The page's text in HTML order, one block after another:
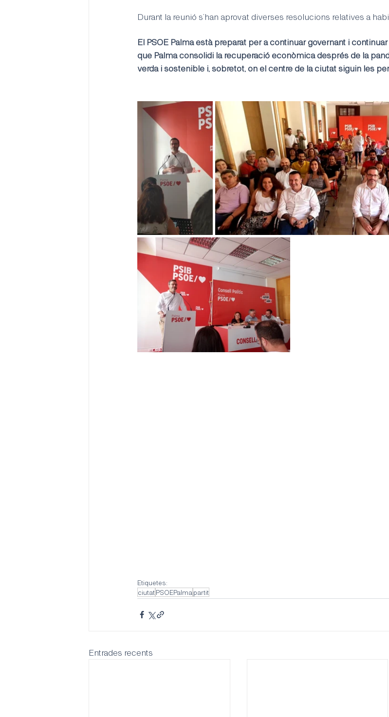
Durant la reunió s’han aprovat diverses resolucions relatives a
El PSOE Palma està preparat per a continuar governant i
que Palma consolidi la recuperació econòmica després de la
verda i sostenible i, sobretot, on el centre de la ciutat siguin les
Etiquetes:
ciutatPSOEPalma partit
Entrades recents